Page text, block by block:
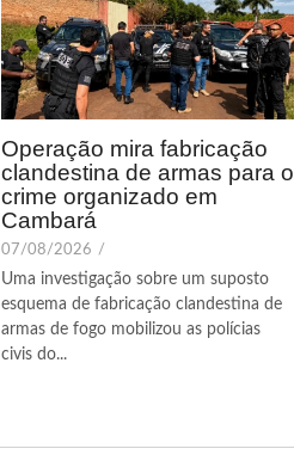
Operação mira fabricação
clandestina de armas para o
crime organizado em
Cambará
07/08/2026 /
Uma investigação sobre um suposto
esquema de fabricação clandestina de
armas de fogo mobilizou as polícias
civis do...